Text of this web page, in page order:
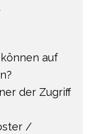
auf
der Zugriff
/